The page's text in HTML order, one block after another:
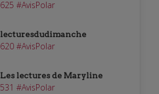
625 #AvisPolar
lecturesdudimanche
620 #AvisPolar
Les lectures de Maryline
531 #AvisPolar